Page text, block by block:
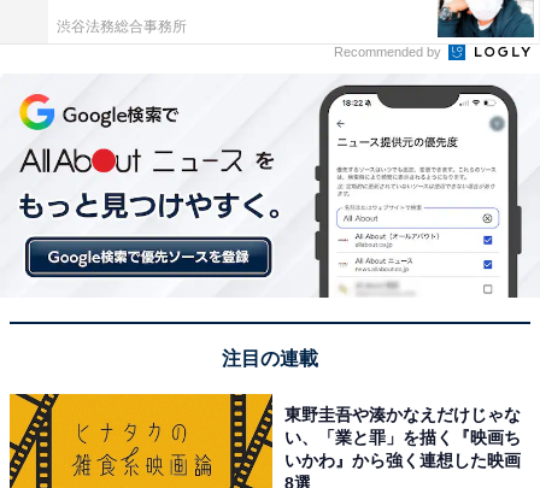
【 #相棒season23 開幕?】
2024年10月スタート?
毎週水曜よる9時放送?
警視庁創立150年‼️
通算10シーズン目?
《節目》の年に…
《何か》が起こる⁉️
渋谷法務総合事務所
Recommended by
注目の連載
東野圭吾や湊かなえだけじゃな
い、「業と罪」を描く『映画ち
いかわ』から強く連想した映画
8選